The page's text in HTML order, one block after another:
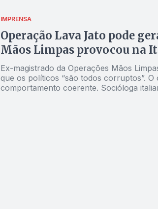
IMPRENSA
Operação Lava Jato pode
Mãos Limpas provocou na
Ex-magistrado da Operações Mãos
que os políticos “são todos corruptos”. O
comportamento coerente. Socióloga